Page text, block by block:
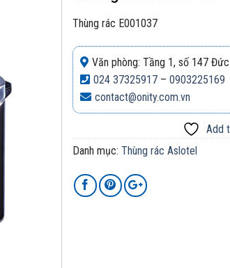
Thùng rác E001037
Văn phòng: Tầng 1, số 147
024 37325917 – 0903225169
contact@onity.com.vn
Add
Danh mục: Thùng rác Aslotel